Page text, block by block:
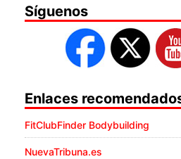
Síguenos
Enlaces
FitClubFinder Bodybuilding
NuevaTribuna.es